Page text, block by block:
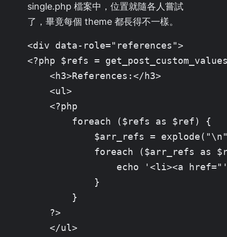
single.php 檔案中，位置就隨各人嘗試
了，畢竟每個 theme 都長得不一樣。
<div data-role="references">
<?php $refs =
    <h3>References:</h3>
    <ul>
    <?php
        foreach ($refs as $ref) {
$arr_refs =
foreach ($arr_refs as
echo '<li><a
            }
        }
    ?>
    </ul>